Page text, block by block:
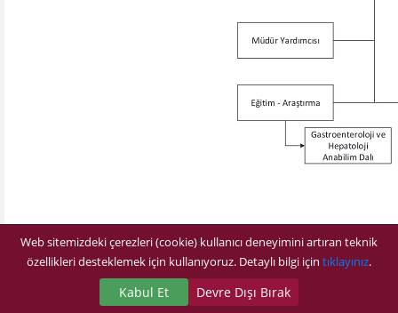
Web sitemizdeki çerezleri (cookie) kullanıcı deneyimini artıran teknik
özellikleri desteklemek için kullanıyoruz. Detaylı bilgi için tıklayınız.
Kabul Et Devre Dışı Bırak